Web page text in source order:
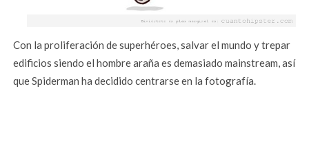
Con la proliferación de superhéroes, salvar el mundo y trepar
edificios siendo el hombre araña es demasiado mainstream, así
que Spiderman ha decidido centrarse en la fotografía.